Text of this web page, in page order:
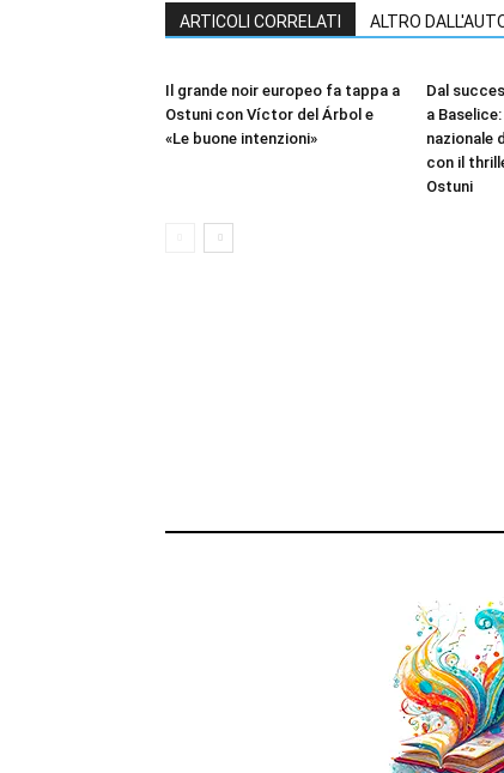
ARTICOLI CORRELATI ALTRO
Il grande noir europeo fa tappa a
Ostuni con Víctor del Árbol e
«Le buone intenzioni»
Dal
a
nazionale
con il
Ostuni